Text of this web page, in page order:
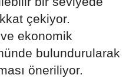
çekiyor.
ekonomik
bulundurularak
öneriliyor.